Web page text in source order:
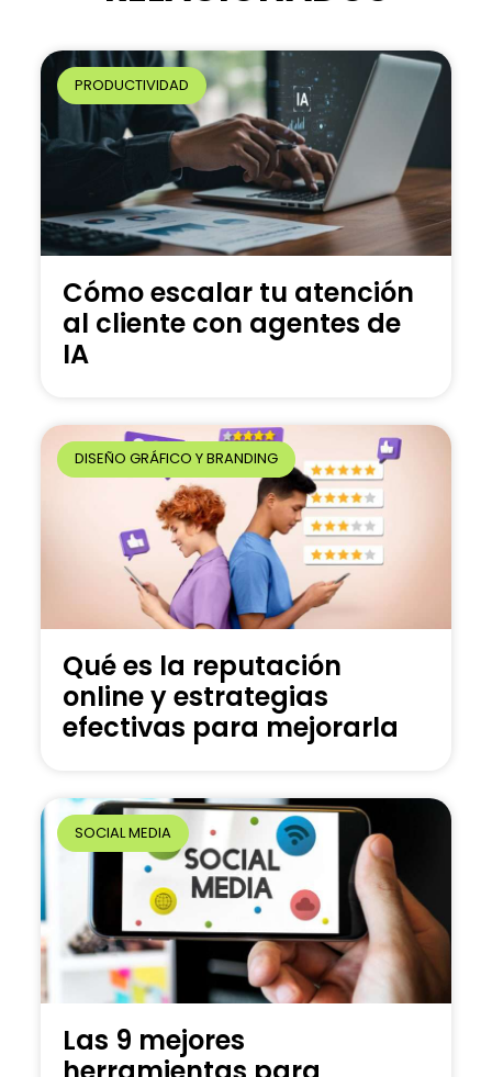
PRODUCTIVIDAD
Cómo escalar tu atención
al cliente con agentes de
IA
DISEÑO GRÁFICO Y BRANDING
Qué es la reputación
online y estrategias
efectivas para mejorarla
SOCIAL MEDIA
Las 9 mejores